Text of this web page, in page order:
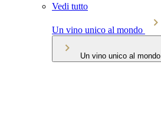
Vedi tutto
Un vino unico al mondo
Un vino unico al mondo